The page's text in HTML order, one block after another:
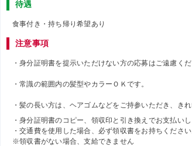
待遇
食事付き・持ち帰り希望あり
注意事項
・身分証明書を提示いただけない方の応募はご遠慮くだ
・常識の範囲内の髪型やカラーＯＫです。
・髪の長い方は、ヘアゴムなどをご持参いただき、き
・身分証明書のコピー、領収印と引き換えでお支払いし
・交通費を使用した場合、必ず領収書をお持ちください
※領収書がない場合、支給できません